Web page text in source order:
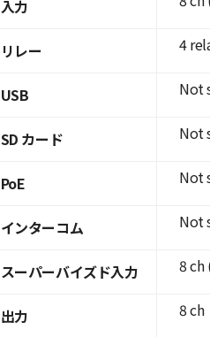
入力
リレー
USB
SD カード
PoE
インターコム
スーパーバイズド入力
出力
4
Not
Not
Not
Not
8 ch
8 ch